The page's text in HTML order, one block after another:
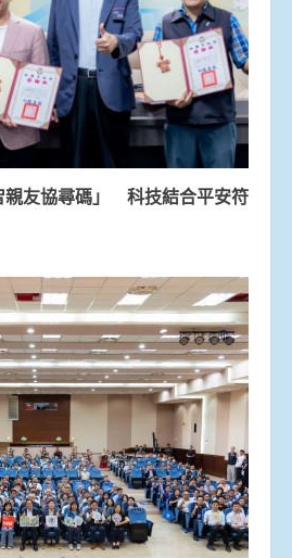
親友協尋碼」 科技結合平安符